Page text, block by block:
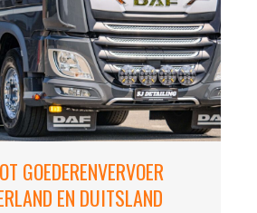
GOEDERENVERVOER
EN DUITSLAND